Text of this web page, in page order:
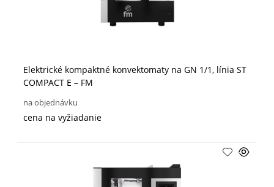
Elektrické kompaktné konvektomaty na GN 1/1, línia ST
COMPACT E – FM
na objednávku
cena na vyžiadanie